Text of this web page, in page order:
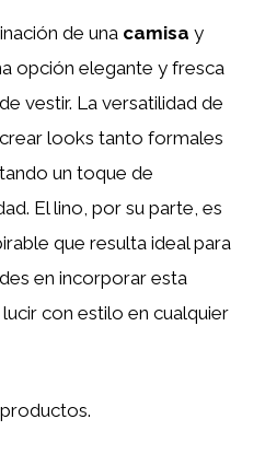
de una camisa y
opción elegante y fresca
vestir. La versatilidad de
looks tanto formales
un toque de
El lino, por su parte, es
que resulta ideal para
en incorporar esta
con estilo en cualquier